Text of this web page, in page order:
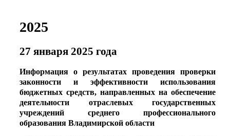
2025
27 января 2025 года
Информация о результатах проведения проверки
законности и эффективности использования
бюджетных средств, направленных на обеспечение
деятельности отраслевых государственных
учреждений среднего профессионального
образования Владимирской области